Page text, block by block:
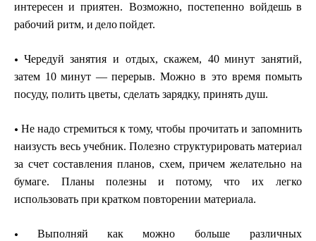
интересен и приятен. Возможно, постепенно войдешь в
рабочий ритм, и делопойдет.
• Чередуй занятия и отдых, скажем, 40 минут занятий,
затем 10 минут — перерыв.Можно в это время помыть
посуду, полить цветы, сделать зарядку, принять душ.
• Не надо стремиться к тому, чтобы прочитать и запомнить
наизусть весь учебник. Полезно структурировать материал
за счет составления планов, схем, причем желательно на
бумаге. Планы полезны ипотому, что ихлегко
использовать при кратком повторении материала.
• Выполняй какможно больше различных